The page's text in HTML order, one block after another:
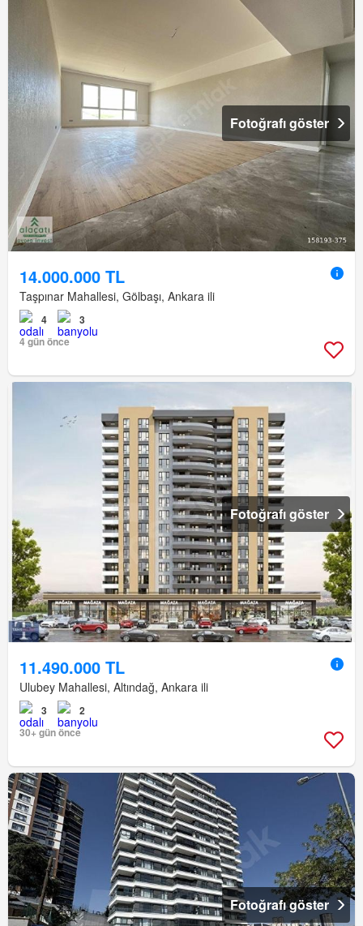
Fotoğrafı göster
14.000.000 TL
Taşpınar Mahallesi, Gölbaşı, Ankara ili
4
3
4 gün önce
Fotoğrafı göster
11.490.000 TL
Ulubey Mahallesi, Altındağ, Ankara ili
3
2
30+ gün önce
Fotoğrafı göster